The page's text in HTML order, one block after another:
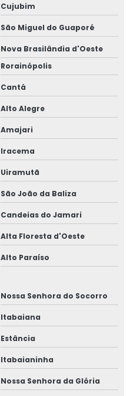
Cujubim
São Miguel do Guaporé
Nova Brasilândia d'Oeste
Rorainópolis
Cantá
Alto Alegre
Amajari
Iracema
Uiramutã
São João da Baliza
Candeias do Jamari
Alta Floresta d'Oeste
Alto Paraíso
Nossa Senhora do Socorro
Itabaiana
Estância
Itabaianinha
Nossa Senhora da Glória